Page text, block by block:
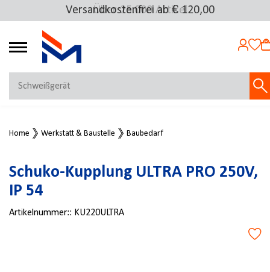
Über 25.000 Artikel
Versandkostenfrei ab € 120,00
4.72
MEIN KONTO
Jetzt anmelden
NEU BEI FMOSER?
Jetzt registrieren
Home Werkstatt & Baustelle Baubedarf
Schuko-Kupplung ULTRA PRO 250V,
IP 54
Artikelnummer:: KU220ULTRA